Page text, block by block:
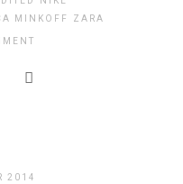
MINKOFF ZARA
2014